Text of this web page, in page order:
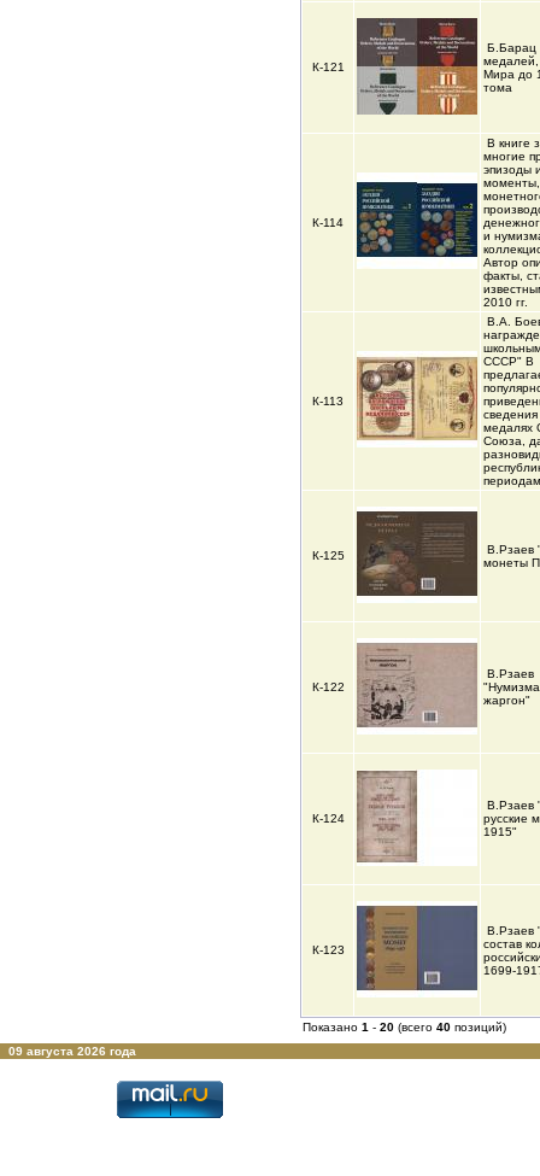
К-121
Б.Барац
Мира до
тома
К-114
В книге
многие
эпизоды
и
Автор
факты,
2010 гг.
К-113
В.А.
СССР" В
медалях
Союза,
периодам
К-125
В.Рзаев
монеты
К-122
В.Рзаев
жаргон"
К-124
В.Рзаев
русские
1915"
К-123
В.Рзаев
состав
1699-
Показано 1 - 20 (всего 40 позиций)
09 августа 2026 года